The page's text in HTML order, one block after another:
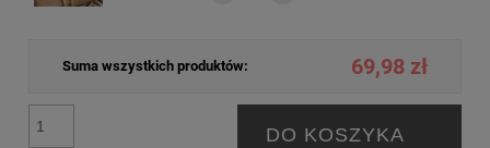
Suma wszystkich produktów: 69,98 zł
DO KOSZYKA